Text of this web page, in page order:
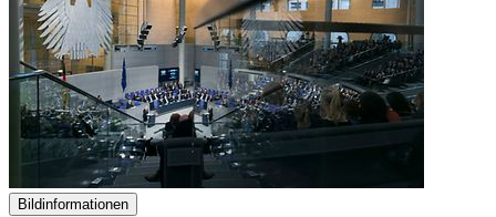
Bildinformationen